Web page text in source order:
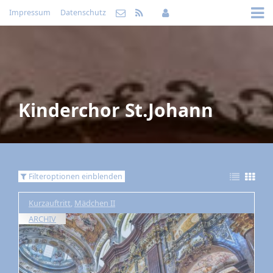
Impressum Datenschutz
Kinderchor St.Johann
Filteroptionen einblenden
Kurzauftritt, Mädchen II
ARCHIV